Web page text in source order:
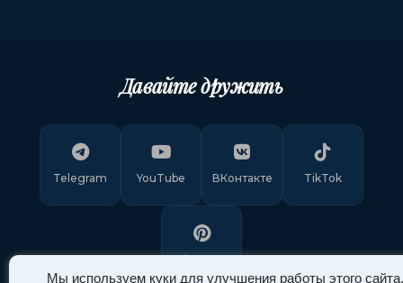
Мы используем куки для улучшения работы этого сайта.
Давайте дружить
Telegram YouTube ВКонтакте TikTok
Pinterest